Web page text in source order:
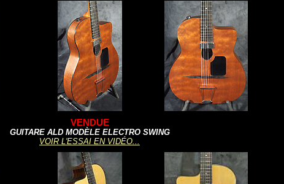
VENDUE
GUITARE ALD MODÈLE ELECTRO SWING
VOIR L'ESSAI EN VIDÉO...